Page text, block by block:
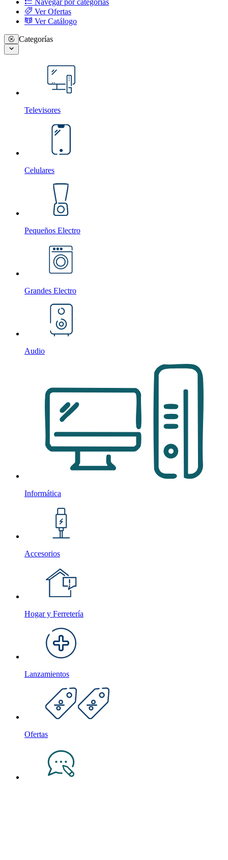
Navegar por categorias
Ver Ofertas
Ver Catálogo
Categorías
Televisores
Celulares
Pequeños Electro
Grandes Electro
Audio
Informática
Accesorios
Hogar y Ferretería
Lanzamientos
Ofertas